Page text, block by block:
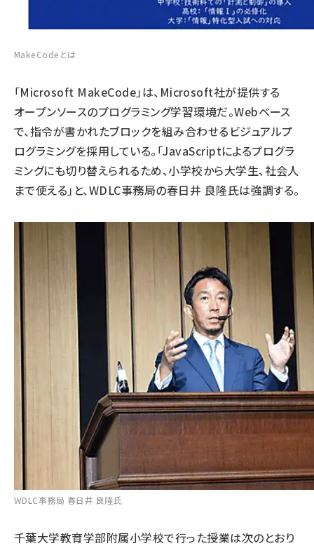
MakeCodeとは
「Microsoft MakeCode」は、Microsoft社が提供する
オープンソースのプログラミング学習環境だ。Webベース
で、指令が書かれたブロックを組み合わせるビジュアルプ
ログラミングを採用している。「JavaScriptによるプログラ
ミングにも切り替えられるため、小学校から大学生、社会人
まで使える」と、WDLC事務局の春日井 良隆氏は強調する。
WDLC事務局 春日井 良隆氏
千葉大学教育学部附属小学校で行った授業は次のとおり